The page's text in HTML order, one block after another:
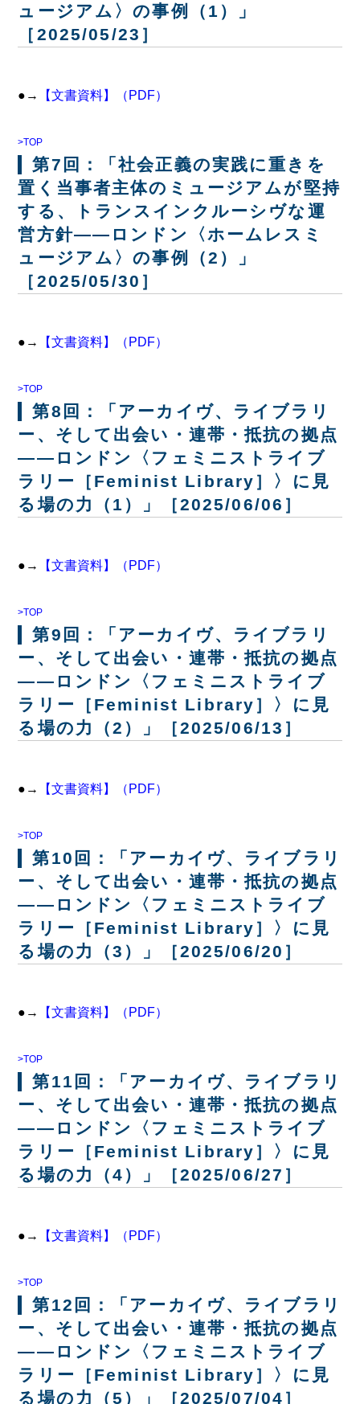
ュージアム〉の事例（1）」
［2025/05/23］
●→ 【文書資料】（PDF）
>TOP
第7回：「社会正義の実践に重きを
置く当事者主体のミュージアムが堅持
する、トランスインクルーシヴな運
営方針――ロンドン〈ホームレスミ
ュージアム〉の事例（2）」
［2025/05/30］
●→ 【文書資料】（PDF）
>TOP
第8回：「アーカイヴ、ライブラリ
ー、そして出会い・連帯・抵抗の拠点
――ロンドン〈フェミニストライブ
ラリー［Feminist Library］〉に見
る場の力（1）」［2025/06/06］
●→ 【文書資料】（PDF）
>TOP
第9回：「アーカイヴ、ライブラリ
ー、そして出会い・連帯・抵抗の拠点
――ロンドン〈フェミニストライブ
ラリー［Feminist Library］〉に見
る場の力（2）」［2025/06/13］
●→ 【文書資料】（PDF）
>TOP
第10回：「アーカイヴ、ライブラリ
ー、そして出会い・連帯・抵抗の拠点
――ロンドン〈フェミニストライブ
ラリー［Feminist Library］〉に見
る場の力（3）」［2025/06/20］
●→ 【文書資料】（PDF）
>TOP
第11回：「アーカイヴ、ライブラリ
ー、そして出会い・連帯・抵抗の拠点
――ロンドン〈フェミニストライブ
ラリー［Feminist Library］〉に見
る場の力（4）」［2025/06/27］
●→ 【文書資料】（PDF）
>TOP
第12回：「アーカイヴ、ライブラリ
ー、そして出会い・連帯・抵抗の拠点
――ロンドン〈フェミニストライブ
ラリー［Feminist Library］〉に見
る場の力（5）」［2025/07/04］